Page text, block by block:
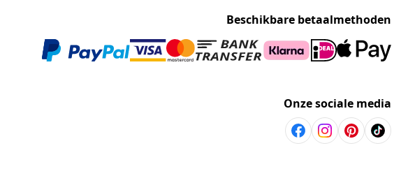
Beschikbare betaalmethoden
Onze sociale media